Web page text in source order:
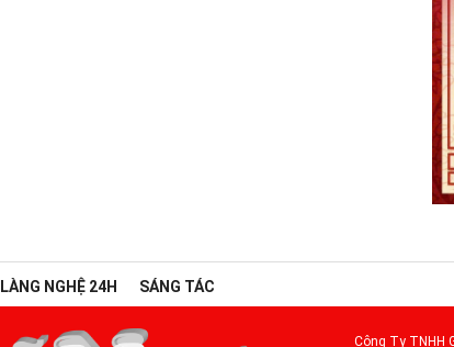
LÀNG NGHỆ 24H SÁNG TÁC
Công Ty TNHH